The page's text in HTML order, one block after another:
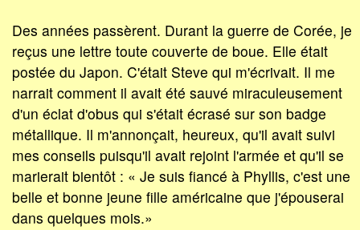
Des années passèrent. Durant la guerre de Corée, je
reçus une lettre toute couverte de boue. Elle était
postée du Japon. C'était Steve qui m'écrivait. Il me
narrait comment il avait été sauvé miraculeusement
d'un éclat d'obus qui s'était écrasé sur son badge
métallique. Il m'annonçait, heureux, qu'il avait suivi
mes conseils puisqu'il avait rejoint l'armée et qu'il se
marierait bientôt : « Je suis fiancé à Phyllis, c'est une
belle et bonne jeune fille américaine que j'épouserai
dans quelques mois.»